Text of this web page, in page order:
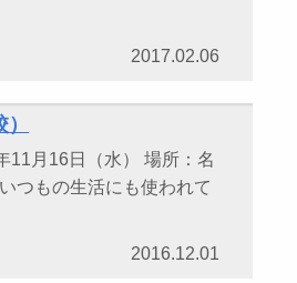
2017.02.06
月16日（水） 場所：名
つもの生活にも使われて
2016.12.01